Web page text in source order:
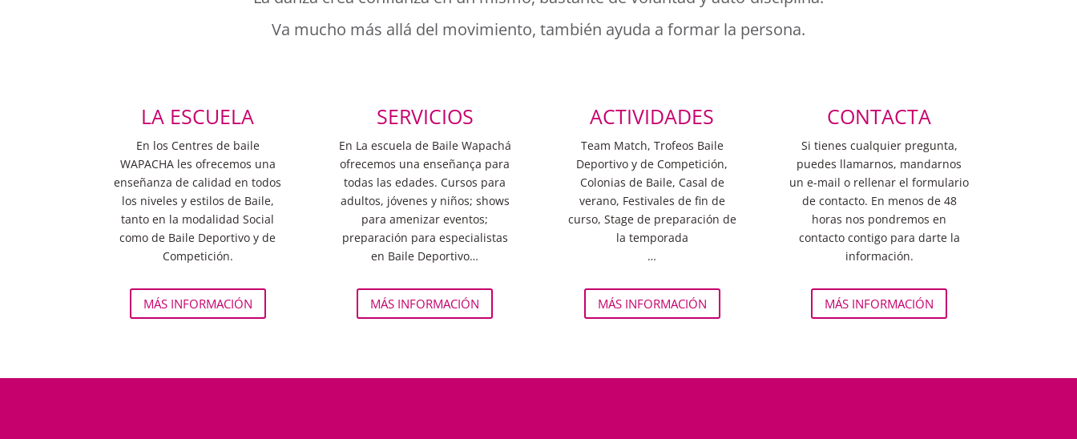
Va mucho más allá del movimiento, también ayuda a formar la persona.
LA ESCUELA
En los Centres de baile
WAPACHA les ofrecemos una
enseñanza de calidad en todos
los niveles y estilos de Baile,
tanto en la modalidad Social
como de Baile Deportivo y de
Competición.
SERVICIOS
En La escuela de Baile Wapachá
ofrecemos una enseñança para
todas las edades. Cursos para
adultos, jóvenes y niños; shows
para amenizar eventos;
preparación para especialistas
en Baile Deportivo…
ACTIVIDADES
Team Match, Trofeos Baile
Deportivo y de Competición,
Colonias de Baile, Casal de
verano, Festivales de fin de
curso, Stage de preparación de
la temporada
…
CONTACTA
Si tienes cualquier pregunta,
puedes llamarnos, mandarnos
un e-mail o rellenar el formulario
de contacto. En menos de 48
horas nos pondremos en
contacto contigo para darte la
información.
MÁS INFORMACIÓN MÁS INFORMACIÓN MÁS INFORMACIÓN MÁS INFORMACIÓN